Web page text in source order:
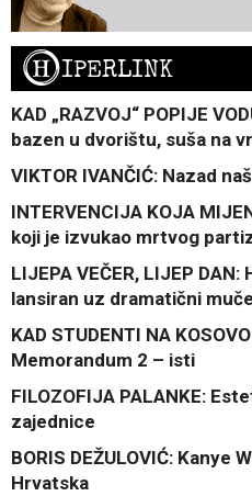
HIPERLINK
KAD „RAZVOJ“ POPIJE
bazen u dvorištu, suša na
VIKTOR IVANČIĆ: Nazad
INTERVENCIJA KOJA
koji je izvukao mrtvog
LIJEPA VEČER, LIJEP
lansiran uz dramatični
KAD STUDENTI NA
Memorandum 2 – isti
FILOZOFIJA PALANKE:
zajednice
BORIS DEŽULOVIĆ: Kanye
Hrvatska